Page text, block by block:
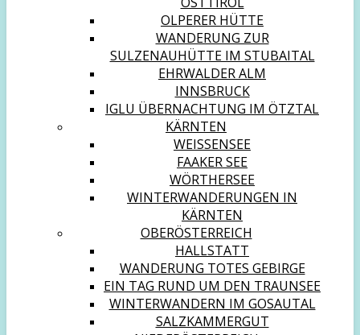
OLPERER HÜTTE
WANDERUNG ZUR
SULZENAUHÜTTE IM STUBAITAL
EHRWALDER ALM
INNSBRUCK
IGLU ÜBERNACHTUNG IM ÖTZTAL
KÄRNTEN
WEISSENSEE
FAAKER SEE
WÖRTHERSEE
WINTERWANDERUNGEN IN
KÄRNTEN
OBERÖSTERREICH
HALLSTATT
WANDERUNG TOTES GEBIRGE
EIN TAG RUND UM DEN TRAUNSEE
WINTERWANDERN IM GOSAUTAL
SALZKAMMERGUT